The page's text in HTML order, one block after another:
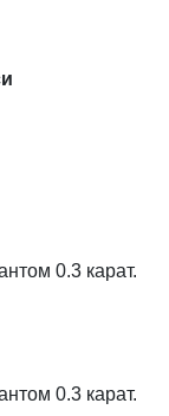
0.3 карат.
0.3 карат.